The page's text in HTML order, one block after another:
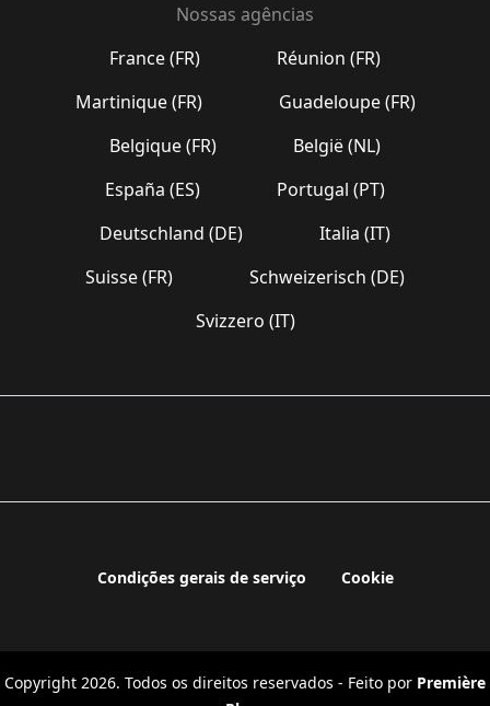
Nossas agências
France (FR)
Réunion (FR)
Martinique (FR)
Guadeloupe (FR)
Belgique (FR)
België (NL)
España (ES)
Portugal (PT)
Deutschland (DE)
Italia (IT)
Suisse (FR)
Schweizerisch (DE)
Svizzero (IT)
Condições gerais de serviço Cookie
Copyright 2026. Todos os direitos reservados - Feito por Première